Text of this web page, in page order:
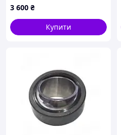
3 600 ₴
Купити